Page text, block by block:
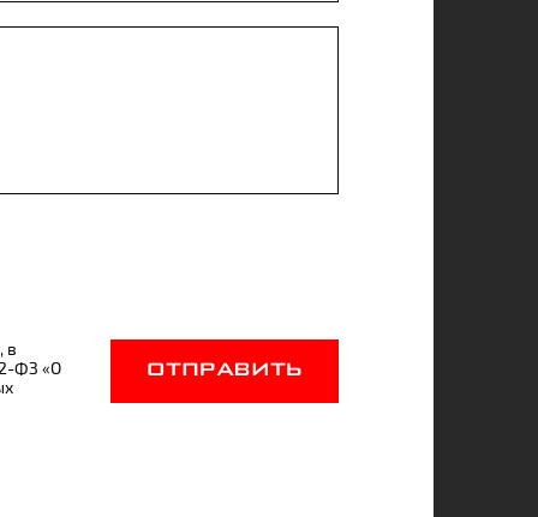
в
ФЗ «О
ОТПРАВИТЬ